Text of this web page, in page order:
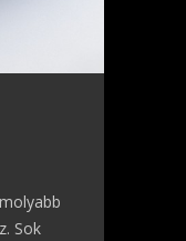
Sok